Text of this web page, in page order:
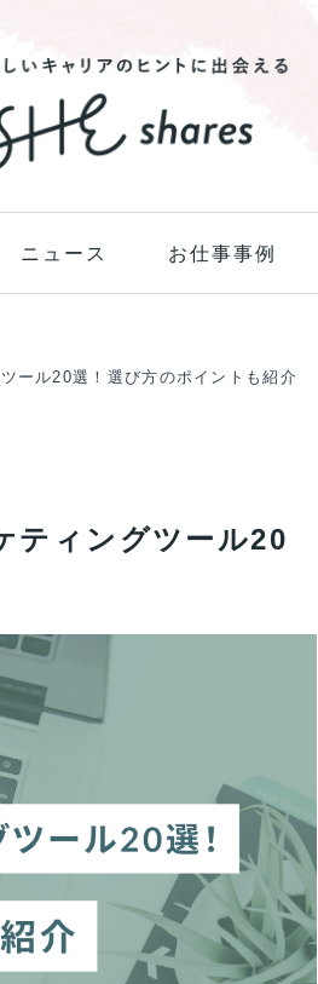
ニュース お仕事事例
ール20選！選び方のポイントも紹介
ティングツール20